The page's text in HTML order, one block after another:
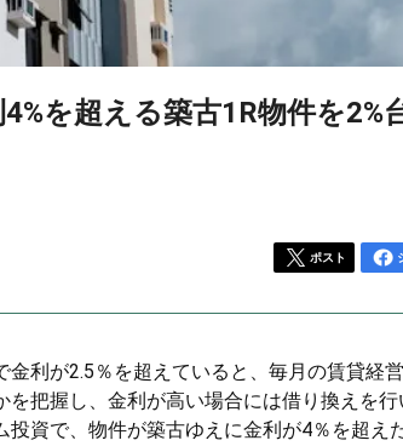
を超える築古1R物件を2%
ポスト
利が2.5％を超えていると、毎月の賃貸経
把握し、金利が高い場合には借り換えを行
資で、物件が築古ゆえに金利が4％を超え